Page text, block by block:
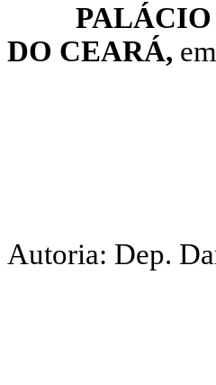
PALÁCIO
DO CEARÁ,
Autoria: Dep.